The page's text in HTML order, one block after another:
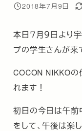
投稿日
2018年7月9日
本日７月９日より
プの学生さんが来
COCON NIKKOの
れます！
初日の今日は午前
をして、午後は楽